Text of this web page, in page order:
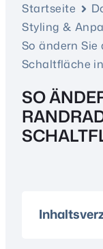
Startseite
Styling &
So ändern
Schaltfläche
SO